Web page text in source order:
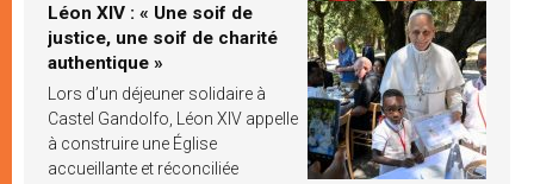
Léon XIV : « Une soif de
justice, une soif de charité
authentique »
Lors d’un déjeuner solidaire à
Castel Gandolfo, Léon XIV appelle
à construire une Église
accueillante et réconciliée